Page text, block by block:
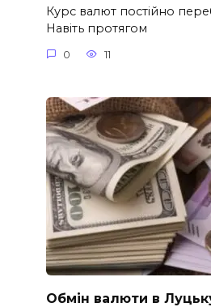
Курс валют постійно
Навіть протягом
0 11
Обмін валюти в